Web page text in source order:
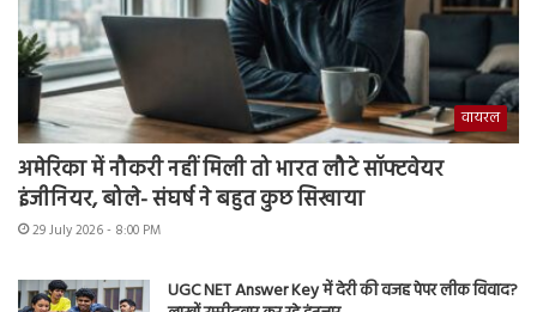
वायरल
अमेरिका में नौकरी नहीं मिली तो भारत लौटे सॉफ्टवेयर
इंजीनियर, बोले- संघर्ष ने बहुत कुछ सिखाया
29 July 2026 - 8:00 PM
UGC NET Answer Key में देरी की वजह पेपर लीक विवाद?